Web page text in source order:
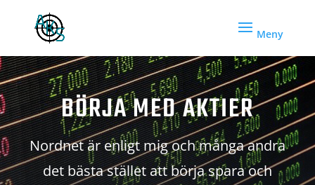
BÖRJA MED AKTIER
Nordnet är enligt mig och många andra
det bästa stället att börja spara och